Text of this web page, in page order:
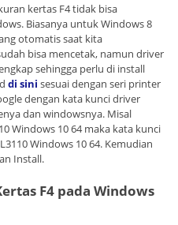
kertas F4 tidak bisa
Biasanya untuk Windows 8
otomatis saat kita
bisa mencetak, namun driver
sehingga perlu di install
di sini sesuai dengan seri printer
dengan kata kunci driver
dan windowsnya. Misal
Windows 10 64 maka kata kunci
Windows 10 64. Kemudian
Install.
F4 pada Windows